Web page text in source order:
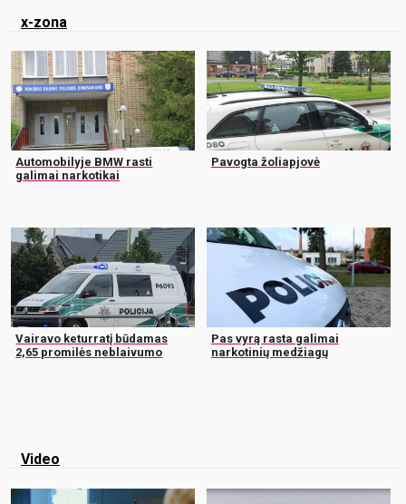
x-zona
Automobilyje BMW rasti
galimai narkotikai
Pavogta žoliapjovė
Vairavo keturratį būdamas
2,65 promilės neblaivumo
Pas vyrą rasta galimai
narkotinių medžiagų
Video